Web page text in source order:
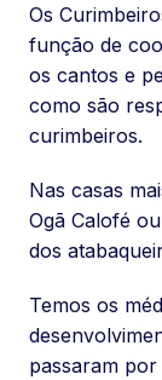
Os
função de
os cantos e
como são
curimbeiros.
Nas casas
Ogã Calofé
dos
Temos os
passaram